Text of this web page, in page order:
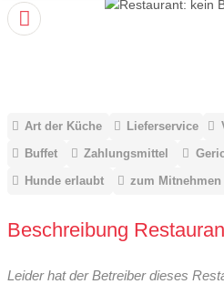
Art der Küche Lieferservice
Buffet
Zahlungsmittel
Hunde erlaubt
zum Mitnehmen
Beschreibung
Leider hat der Betreiber dieses